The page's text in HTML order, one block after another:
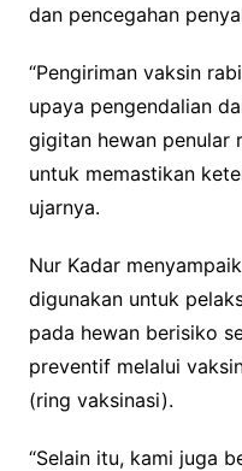
dan pencegahan
“Pengiriman vaksin
upaya pengendalian
gigitan hewan penular
untuk memastikan
ujarnya.
Nur Kadar
digunakan untuk
pada hewan berisiko
preventif melalui
(ring vaksinasi).
“Selain itu, kami juga